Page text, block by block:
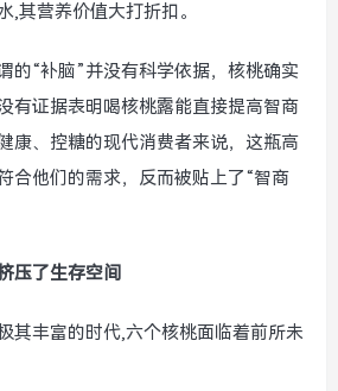
,其营养价值大打折扣。
的“补脑”并没有科学依据，核桃确实
有证据表明喝核桃露能直接提高智商
康、控糖的现代消费者来说，这瓶高
合他们的需求，反而被贴上了“智商
压了生存空间
其丰富的时代,六个核桃面临着前所未